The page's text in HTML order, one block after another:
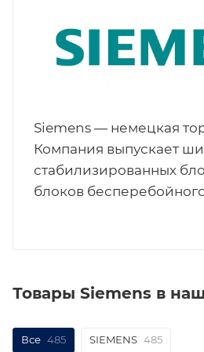
Siemens — немецкая
Компания выпускает
стабилизированных
блоков
Товары Siemens в
Все 485 SIEMENS 485